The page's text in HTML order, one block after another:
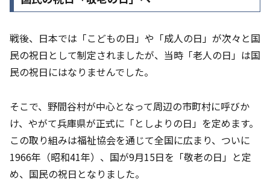
戦後、日本では「こどもの日」や「成人の日」が次々と国
民の祝日として制定されましたが、当時「老人の日」は国
民の祝日にはなりませんでした。
そこで、野間谷村が中心となって周辺の市町村に呼びか
け、やがて兵庫県が正式に「としよりの日」を定めます。
この取り組みは福祉協会を通じて全国に広まり、ついに
1966年（昭和41年）、国が9月15日を「敬老の日」と定
め、国民の祝日となりました。